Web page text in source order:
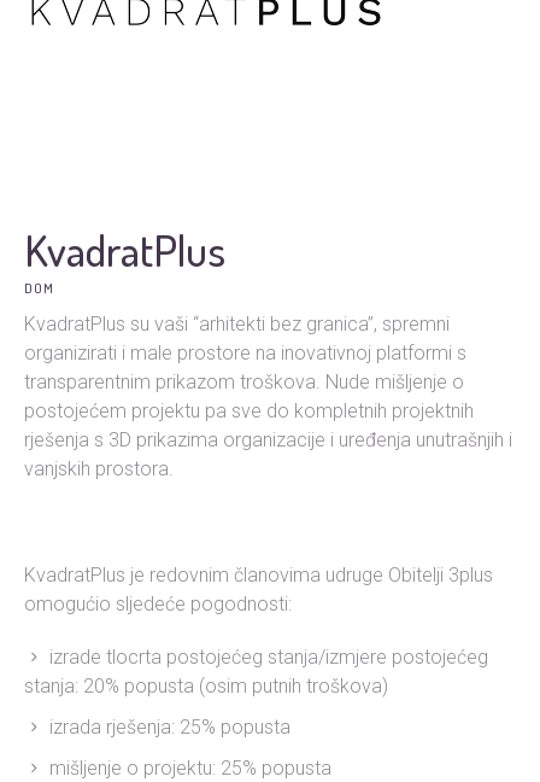
KvadratPlus
DOM
KvadratPlus su vaši “arhitekti bez granica”, spremni
organizirati i male prostore na inovativnoj platformi s
transparentnim prikazom troškova. Nude mišljenje o
postojećem projektu pa sve do kompletnih projektnih
rješenja s 3D prikazima organizacije i uređenja unutrašnjih i
vanjskih prostora.
KvadratPlus je redovnim članovima udruge Obitelji 3plus
omogućio sljedeće pogodnosti:
izrade tlocrta postojećeg stanja/izmjere postojećeg
stanja: 20% popusta (osim putnih troškova)
izrada rješenja: 25% popusta
mišljenje o projektu: 25% popusta